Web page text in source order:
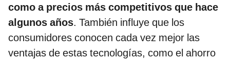
como a precios más competitivos que hace
algunos años. También influye que los
consumidores conocen cada vez mejor las
ventajas de estas tecnologías, como el ahorro